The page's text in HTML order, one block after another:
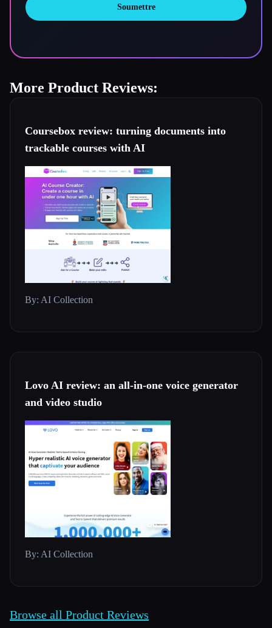
Soumettre
More Product Reviews:
Coursebox review: turning documents into
trackable courses with AI
By: AI Collection
Lovo AI review: an all-in-one voice generator
and video studio
By: AI Collection
Browse all Product Reviews